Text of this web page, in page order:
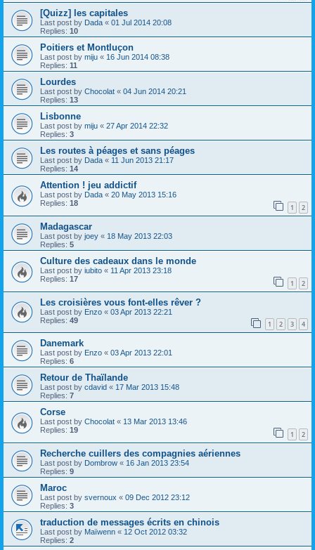
[Quizz] les capitales
Last post by Dada « 01 Jul 2014 20:08
Replies: 10
Poitiers et Montluçon
Last post by miju « 16 Jun 2014 08:38
Replies: 11
Lourdes
Last post by Chocolat « 04 Jun 2014 20:21
Replies: 13
Lisbonne
Last post by miju « 27 Apr 2014 22:32
Replies: 3
Les routes à péages et sans péages
Last post by Dada « 11 Jun 2013 21:17
Replies: 14
Attention ! jeu addictif
Last post by Dada « 20 May 2013 15:16
Replies: 18 1 2
Madagascar
Last post by joey « 18 May 2013 22:03
Replies: 5
Culture des cadeaux dans le monde
Last post by iubito « 11 Apr 2013 23:18
Replies: 17 1 2
Les croisières vous font-elles rêver ?
Last post by Enzo « 03 Apr 2013 22:21
Replies: 49 1 2 3 4
Danemark
Last post by Enzo « 03 Apr 2013 22:01
Replies: 6
Retour de Thaïlande
Last post by cdavid « 17 Mar 2013 15:48
Replies: 7
Corse
Last post by Chocolat « 13 Mar 2013 13:46
Replies: 19 1 2
Recherche cuillers des compagnies aériennes
Last post by Dombrow « 16 Jan 2013 23:54
Replies: 9
Maroc
Last post by svernoux « 09 Dec 2012 23:12
Replies: 3
traduction de messages écrits en chinois
Last post by Maïwenn « 12 Oct 2012 03:32
Replies: 2